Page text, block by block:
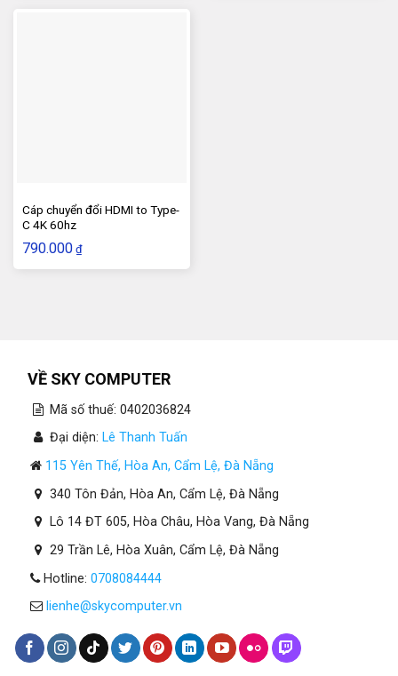
Cáp chuyển đổi HDMI to Type-
C 4K 60hz
790.000 ₫
VỀ SKY COMPUTER
Mã số thuế: 0402036824
Đại diện: Lê Thanh Tuấn
115 Yên Thế, Hòa An, Cẩm Lệ, Đà Nẵng
340 Tôn Đản, Hòa An, Cẩm Lệ, Đà Nẵng
Lô 14 ĐT 605, Hòa Châu, Hòa Vang, Đà Nẵng
29 Trần Lê, Hòa Xuân, Cẩm Lệ, Đà Nẵng
Hotline: 0708084444
lienhe@skycomputer.vn